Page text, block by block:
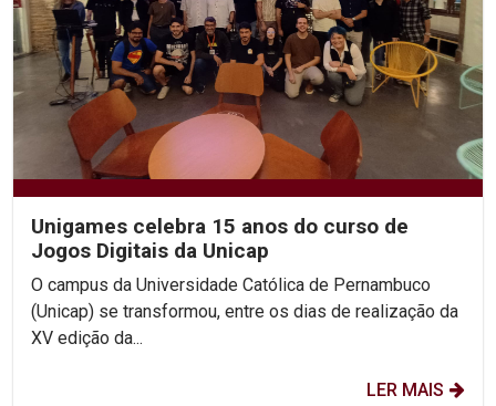
Unigames celebra 15 anos do curso de
Jogos Digitais da Unicap
O campus da Universidade Católica de Pernambuco
(Unicap) se transformou, entre os dias de realização da
XV edição da...
LER MAIS